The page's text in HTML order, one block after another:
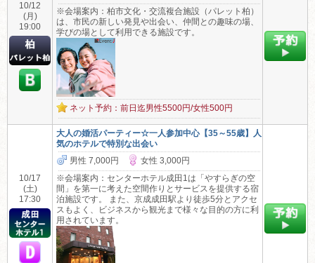
10/12
(月)
19:00
※会場案内：柏市文化・交流複合施設（パレット柏）
は、市民の新しい発見や出会い、仲間との趣味の場、
学びの場として利用できる施設です。
ネット予約：前日迄男性5500円/女性500円
10/17
(土)
17:30
大人の婚活パーティー☆一人参加中心【35～55歳】人
気のホテルで特別な出会い
男性 7,000円
女性 3,000円
※会場案内：センターホテル成田1は「やすらぎの空
間」を第一に考えた空間作りとサービスを提供する宿
泊施設です。 また、京成成田駅より徒歩5分とアクセ
スもよく、ビジネスから観光まで様々な目的の方に利
用されています。